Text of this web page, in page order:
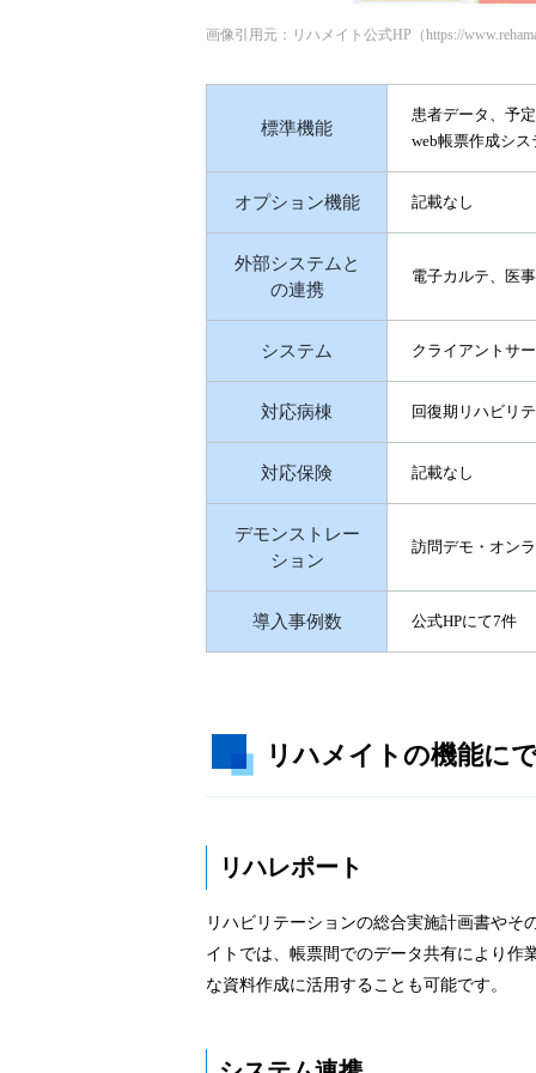
画像引用元：リハメイト公式HP（https://
標準機能
患者データ、予
web帳票作成シ
オプション機能 記載なし
外部システムと
の連携
電子カルテ、医
システム クライアントサ
対応病棟 回復期リハビリ
対応保険 記載なし
デモンストレー
ション
訪問デモ・オン
導入事例数 公式HPにて7件
リハメイトの機能に
リハレポート
リハビリテーションの総合実施計画書や
イトでは、帳票間でのデータ共有により作
な資料作成に活用することも可能です。